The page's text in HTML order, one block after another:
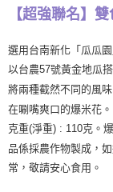
※ 請注意：結帳手續
後付繳納相關費用。
※ 交易是否成功請以
是否繳費成功／繳費
客戶支援中心」
【注意事項】
１．透過由恩沛科技
易，需依本服務之必
２．關於個人資料處
每筆NT$120，滿
每筆NT$120，滿
7-11取貨不付款
每筆NT$120，滿
每筆NT$120，滿
【超強聯名】
選用台南新化「瓜瓜
以台農57號黃金地瓜
將兩種截然不同的風
在唰嘴爽口的爆米花。
克重(淨重) : 110克。
品係採農作物製成，
常，敬請安心食用。